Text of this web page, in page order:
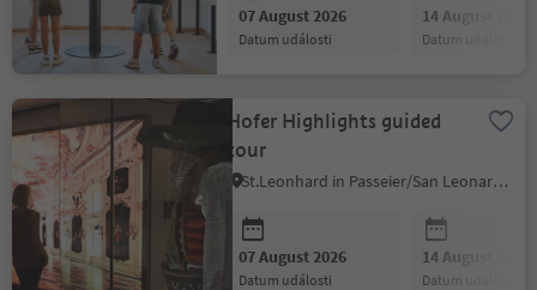
07 August 2026
datum události
14 August 2026
datum události
Hofer Highlights guided
tour
St.Leonhard in Passeier/San Leonardo in Passiria, Meran/Merano and environs
07 August 2026
datum události
14 August 2026
datum události